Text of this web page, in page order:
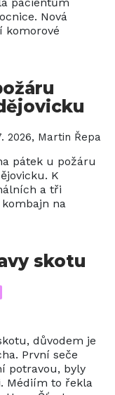
pacientům
Nová
komorové
2026, Martin Řepa
pátek u požáru
K
a tři
na
skotu
důvodem je
První seče
potravou, byly
Médiím to řekla